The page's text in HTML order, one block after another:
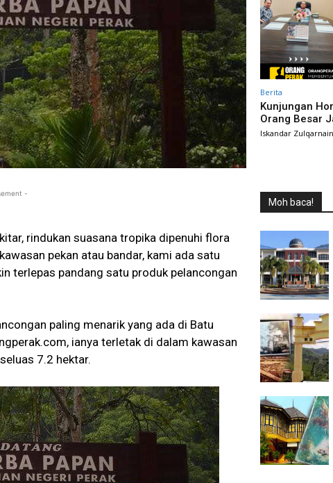
-
rindukan suasana tropika dipenuhi flora
pekan atau bandar, kami ada satu
terlepas pandang satu produk pelancongan
paling menarik yang ada di Batu
ianya terletak di dalam kawasan
7.2 hektar.
Berita
Kunjungan
Orang Besar
Iskandar Zulqarnain
Moh baca!